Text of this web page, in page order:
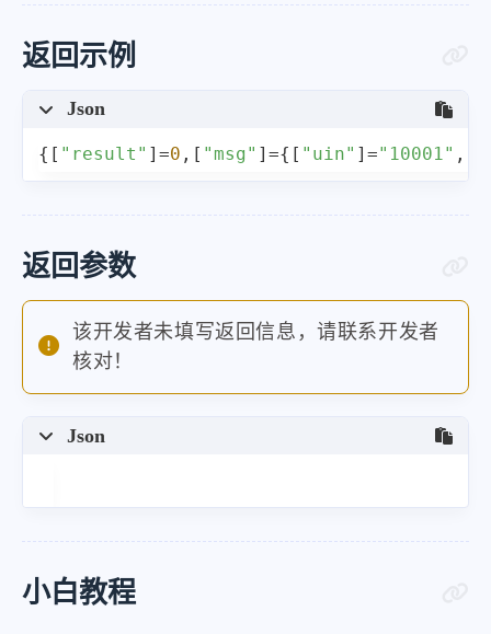
返回示例
Json
{ [ "result" ] =0 , [ "msg" ] ={ [ "uin" ] ="10001" ,
返回参数
该开发者未填写返回信息，请联系开发者
核对！
Json
小白教程